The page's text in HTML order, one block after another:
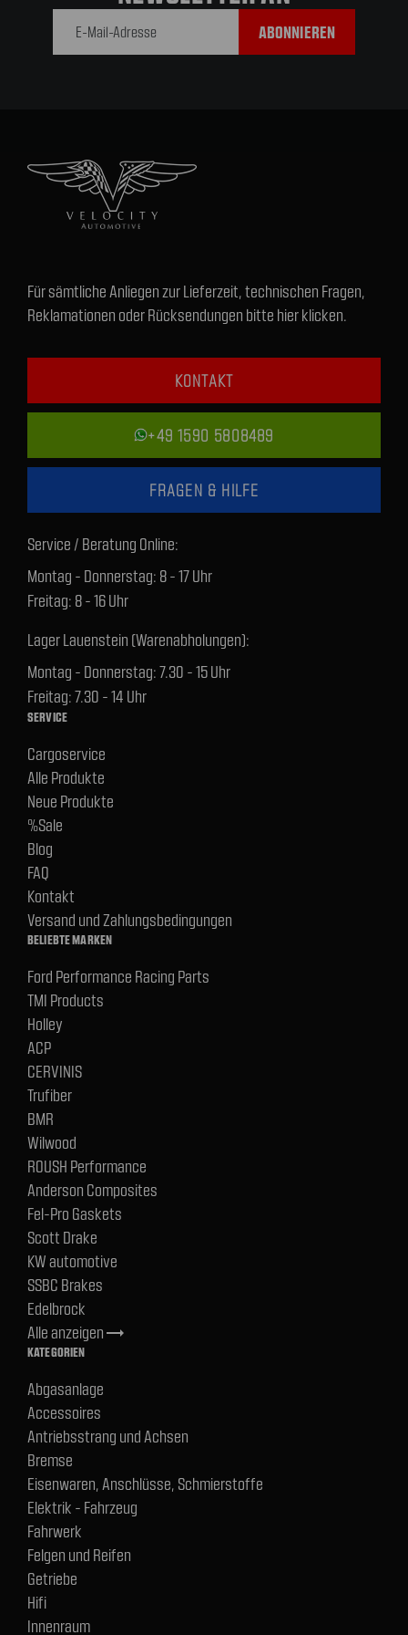
Für sämtliche Anliegen zur Lieferzeit, technischen Fragen,
Reklamationen oder Rücksendungen bitte hier klicken.
KONTAKT
+49 1590 5808489
FRAGEN & HILFE
Service / Beratung Online:
Montag - Donnerstag: 8 - 17 Uhr
Freitag: 8 - 16 Uhr
Lager Lauenstein (Warenabholungen):
Montag - Donnerstag: 7.30 - 15 Uhr
Freitag: 7.30 - 14 Uhr
SERVICE
Cargoservice
Alle Produkte
Neue Produkte
%Sale
Blog
FAQ
Kontakt
Versand und Zahlungsbedingungen
BELIEBTE MARKEN
Ford Performance Racing Parts
TMI Products
Holley
ACP
CERVINIS
Trufiber
BMR
Wilwood
ROUSH Performance
Anderson Composites
Fel-Pro Gaskets
Scott Drake
KW automotive
SSBC Brakes
Edelbrock
Alle anzeigentrending_flat
KATEGORIEN
Abgasanlage
Accessoires
Antriebsstrang und Achsen
Bremse
Eisenwaren, Anschlüsse, Schmierstoffe
Elektrik - Fahrzeug
Fahrwerk
Felgen und Reifen
Getriebe
Hifi
Innenraum